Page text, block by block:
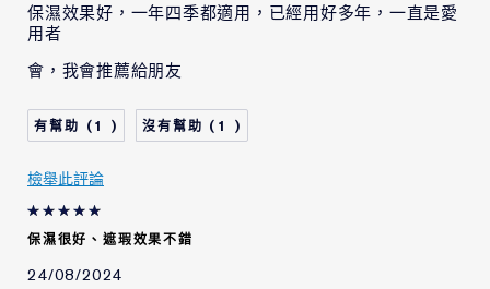
保濕效果好，一年四季都適用，已經用好多年，一直是愛
用者
會，我會推薦給朋友
1 1
檢舉此評論
保濕很好、遮瑕效果不錯
24/08/2024